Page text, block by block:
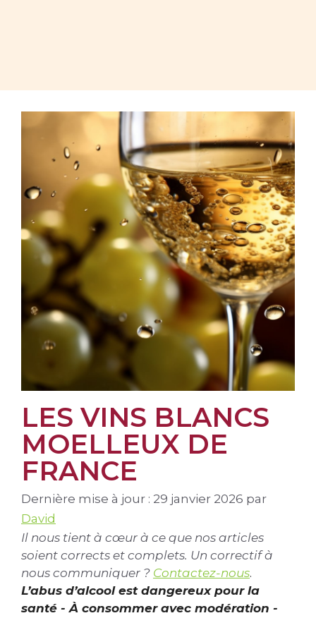
LES VINS BLANCS
MOELLEUX DE
FRANCE
Dernière mise à jour : 29 janvier 2026 par
David
Il nous tient à cœur à ce que nos articles
soient corrects et complets. Un correctif à
nous communiquer ? Contactez-nous.
L’abus d’alcool est dangereux pour la
santé - À consommer avec modération -